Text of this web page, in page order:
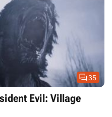
35
Evil: Village